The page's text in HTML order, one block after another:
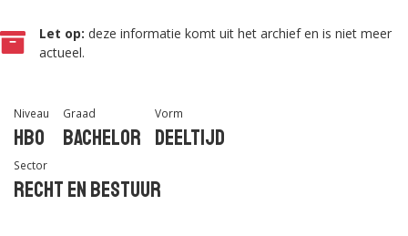
Let op: deze informatie komt uit het archief en is niet meer
actueel.
Niveau
Hbo
Graad
Bachelor
Vorm
Deeltijd
Sector
Recht en Bestuur